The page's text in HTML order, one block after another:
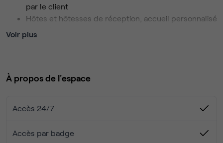
par le client
Hôtes et hôtesses de réception, accueil personnalisé
de 8h à 19h
société
Équipe de 8 personnes dédiée dans l’immeuble
disponible en taille 152x76cm
Voir plus
À propos de l'espace
Accès 24/7
Accès par badge